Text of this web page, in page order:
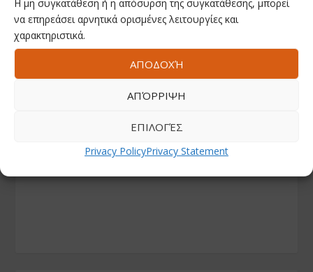
Η μη συγκατάθεση ή η απόσυρση της συγκατάθεσης, μπορεί
να επηρεάσει αρνητικά ορισμένες λειτουργίες και
χαρακτηριστικά.
ΑΠΟΔΟΧΉ
ΑΠΌΡΡΙΨΗ
ΕΠΙΛΟΓΈΣ
Privacy PolicyPrivacy Statement